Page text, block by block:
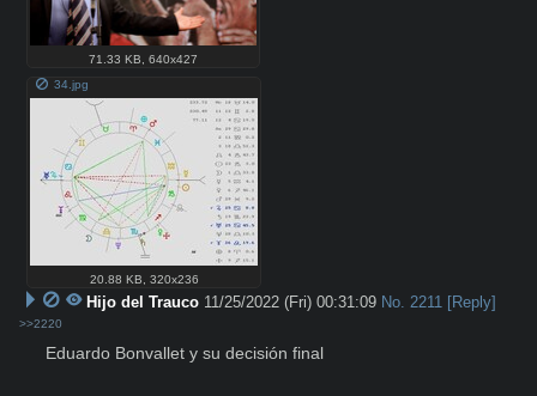
71.33 KB ,640x427
34.jpg
20.88 KB 320x236
Hijo del Trauco 11/25/2022 (Fri) 00:31:09 No. 2211 [Reply]
>>2220
Eduardo Bonvallet y su decisión final